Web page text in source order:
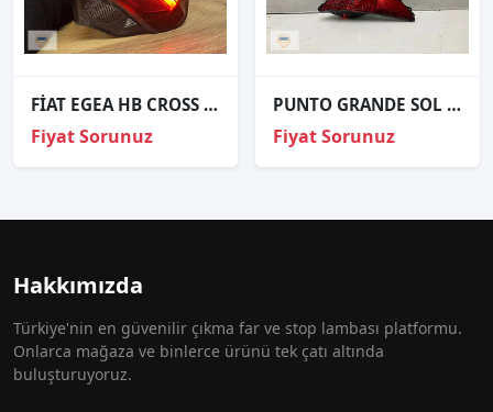
FİAT EGEA HB CROSS SAĞ STOP SIFIR ORJİNAL
Fiyat Sorunuz
PUNTO GRANDE SOL ARKA REFLEKTÖR ORJİNAL
Fiyat Sorunuz
Hakkımızda
Türkiye'nin en güvenilir çıkma far ve stop lambası platformu.
Onlarca mağaza ve binlerce ürünü tek çatı altında
buluşturuyoruz.